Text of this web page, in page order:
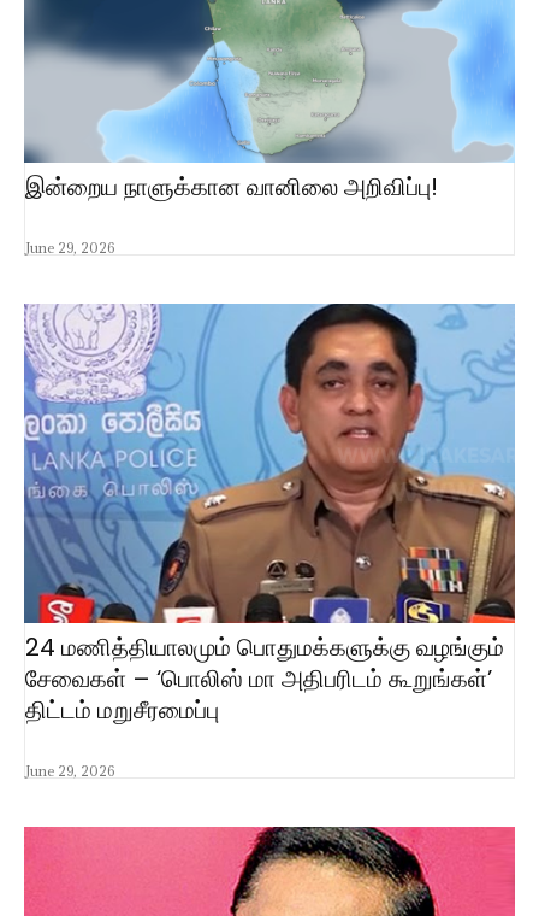
இன்றைய நாளுக்கான வானிலை அறிவிப்பு!
June 29, 2026
24 மணித்தியாலமும் பொதுமக்களுக்கு வழங்கும்
சேவைகள் – ‘பொலிஸ் மா அதிபரிடம் கூறுங்கள்’
திட்டம் மறுசீரமைப்பு
June 29, 2026